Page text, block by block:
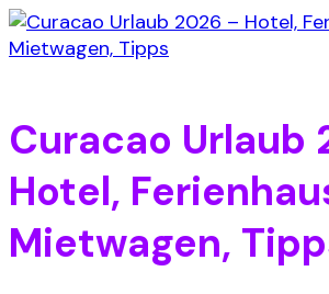
Curacao Urlaub
Hotel,
Mietwagen,